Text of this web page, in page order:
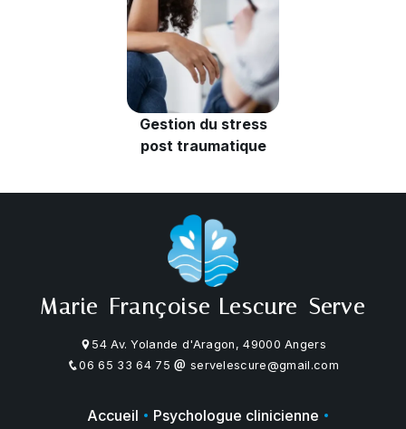
Gestion du stress
post traumatique
Marie-Françoise Lescure-Serve
54 Av. Yolande d'Aragon, 49000 Angers
06 65 33 64 75
servelescure@gmail.com
Accueil Psychologue clinicienne